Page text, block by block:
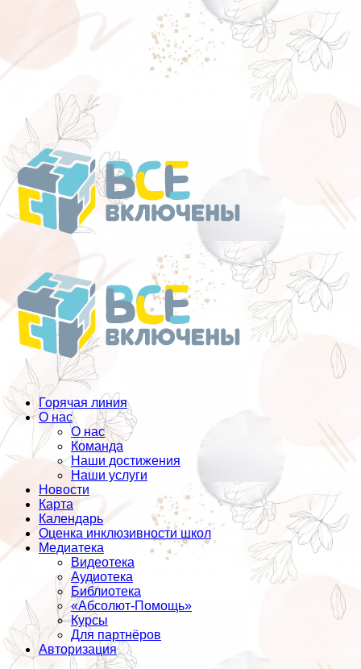
Перейти
к
содержанию
Горячая линия
О нас
О нас
Команда
Наши достижения
Наши услуги
Новости
Карта
Календарь
Оценка инклюзивности школ
Медиатека
Видеотека
Аудиотека
Библиотека
«Абсолют-Помощь»
Курсы
Для партнёров
Авторизация